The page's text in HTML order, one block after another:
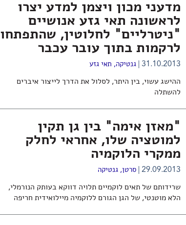
מדעני מכון ויצמן למדע יצרו
לראשונה תאי גזע אנושיים
"ניטרליים" לחלוטין, שהתפתחו
לרקמות בתוך עובר עכבר
31.10.2013 גנטיקה, תאי גזע
ההישג עשוי, בין היתר, לסלול את הדרך לייצור איברים
להשתלה
"מאזן אימה" בין גן תקין
למוטציה שלו, אחראי לחלק
ממקרי הלוקמיה
29.09.2013 סרטן,גנטיקה
שרידותם של תאים לוקמיים תלויה דווקא בעותק הנורמלי,
הלא מוטנטי, של הגן הגורם ללוקמיה מיילואידית חריפה